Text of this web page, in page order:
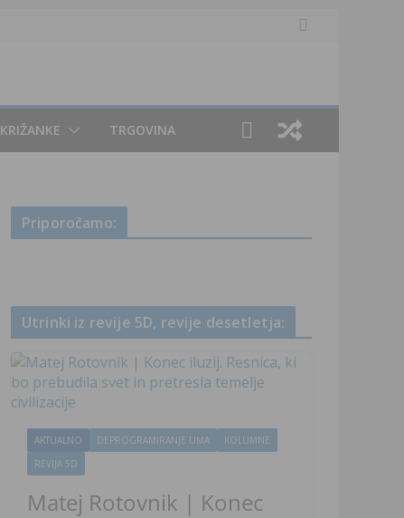
KRIŽANKE TRGOVINA
Priporočamo:
Utrinki iz revije 5D, revije desetletja:
AKTUALNO DEPROGRAMIRANJE UMA
KOLUMNE
REVIJA 5D
Matej Rotovnik | Konec